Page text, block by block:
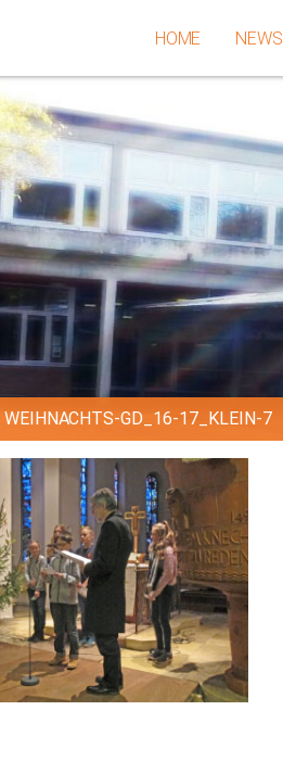
HOME NEWS
WEIHNACHTS-GD_16-17_KLEIN-7